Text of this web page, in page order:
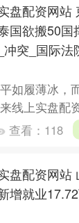
盘配资网站
国欲搬50国
冲突_国际法
如履薄冰，
线上实盘配
级，一场潜
查看： 118
盘配资网站
增就业